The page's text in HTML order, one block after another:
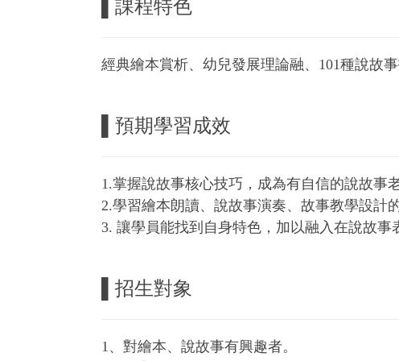
▌課程特色
經典繪本賞析、幼兒發展理論融、101種說故
預期學習成效
1.掌握說故事核心技巧，成為有自信的說故事老
2.學習繪本朗讀、說故事演奏、故事教學設計
3. 讓學員能找到自身特色，加以融入在說故事
招生對象
1、對繪本、說故事有興趣者。